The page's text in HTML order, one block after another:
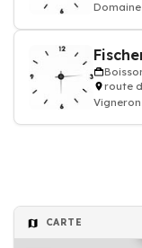
route
CARTE